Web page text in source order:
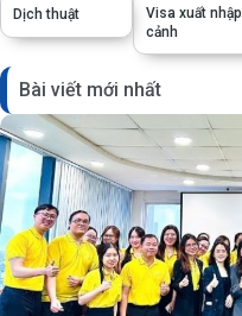
Dịch thuật
Visa xuất nhập
cảnh
Bài viết mới nhất